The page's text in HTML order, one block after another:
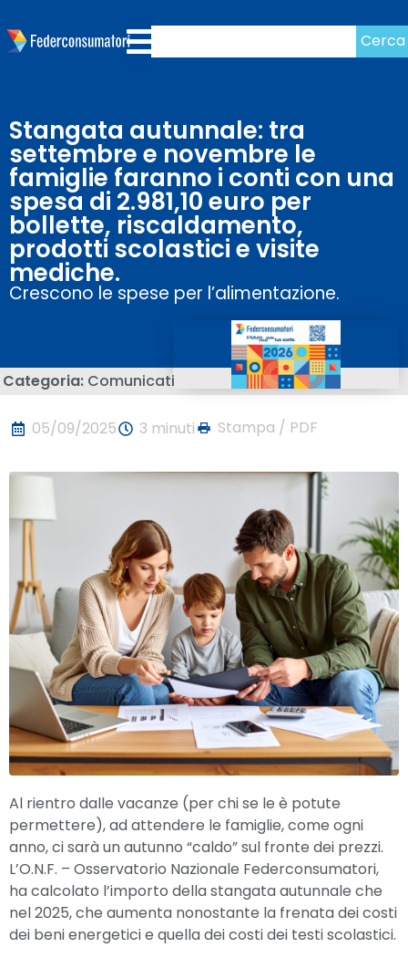
Cerca
Stangata autunnale: tra
settembre e novembre le
famiglie faranno i conti con una
spesa di 2.981,10 euro per
bollette, riscaldamento,
prodotti scolastici e visite
mediche.
Crescono le spese per l’alimentazione.
Categoria: Comunicati
05/09/2025 3 minuti Stampa / PDF
Al rientro dalle vacanze (per chi se le è potute
permettere), ad attendere le famiglie, come ogni
anno, ci sarà un autunno “caldo” sul fronte dei prezzi.
L’O.N.F. – Osservatorio Nazionale Federconsumatori,
ha calcolato l’importo della stangata autunnale che
nel 2025, che aumenta nonostante la frenata dei costi
dei beni energetici e quella dei costi dei testi scolastici.